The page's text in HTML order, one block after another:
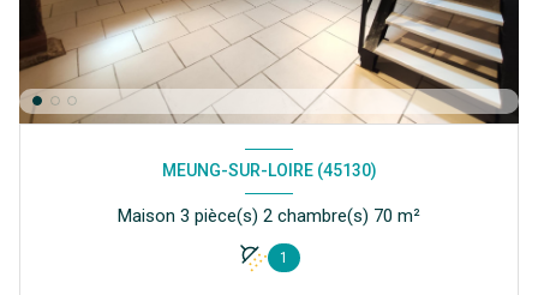
MEUNG-SUR-LOIRE (45130)
Maison 3 pièce(s) 2 chambre(s) 70 m²
1